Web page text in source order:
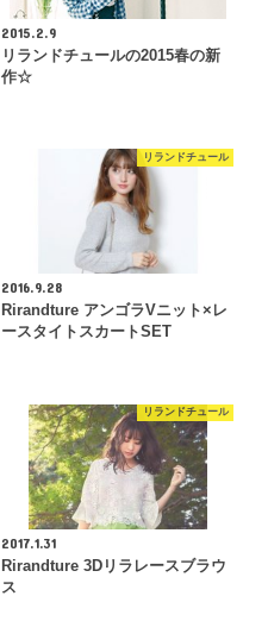
2015.2.9
リランドチュールの2015春の新
作☆
リランドチュール
2016.9.28
Rirandture アンゴラVニット×レ
ースタイトスカートSET
リランドチュール
2017.1.31
Rirandture 3Dリラレースブラウ
ス